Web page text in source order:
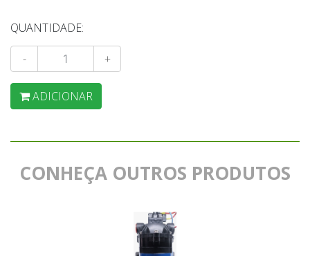
QUANTIDADE:
- +
ADICIONAR
CONHEÇA OUTROS PRODUTOS